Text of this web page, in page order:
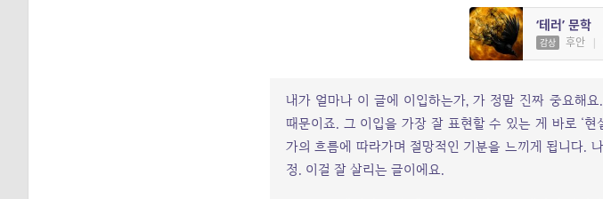
‘테러’ 문학
감상 후안 |
내가 얼마나 이 글에 이입하는가, 가 정말 진짜 중요해요.
때문이죠. 그 이입을 가장 잘 표현할 수 있는 게 바로 ‘
가의 흐름에 따라가며 절망적인 기분을 느끼게 됩니다.
정. 이걸 잘 살리는 글이에요.